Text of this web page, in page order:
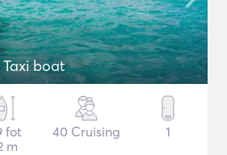
Taxi boat
fot
m
40 Cruising 1